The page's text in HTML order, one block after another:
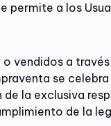
a los
vendidos a
se
la exclusiva
de la